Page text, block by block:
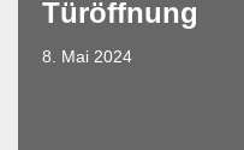
Türöffnung
8. Mai 2024